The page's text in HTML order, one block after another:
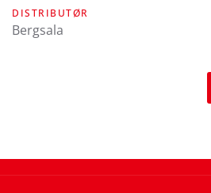
DISTRIBUTØR
Bergsala